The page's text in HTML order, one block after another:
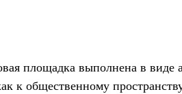
площадка выполнена в
к общественному